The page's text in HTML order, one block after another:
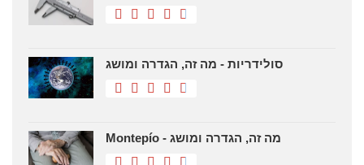
סולידריות - מה זה, הגדרה ומושג
Montepío - מה זה, הגדרה ומושג